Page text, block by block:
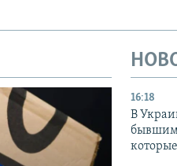
16:18
В
бывшим